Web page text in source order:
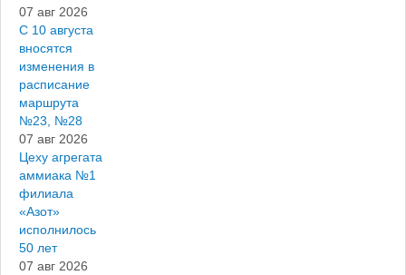
07 авг 2026
С 10 августа
вносятся
изменения в
расписание
маршрута
№23, №28
07 авг 2026
Цеху агрегата
аммиака №1
филиала
«Азот»
исполнилось
50 лет
07 авг 2026